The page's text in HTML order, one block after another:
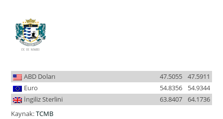
ABD Doları 47.5911
47.5055
Euro
54.9344
54.8356
İngiliz Sterlini
64.1736
63.8407
Kaynak:TCMB